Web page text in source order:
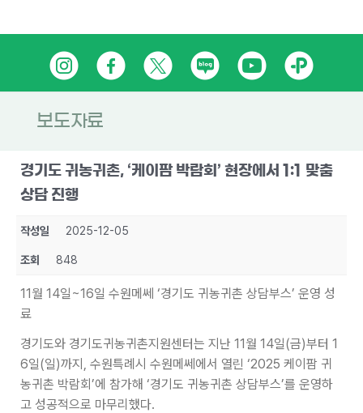
인
스
타
그
램
페
이
스
북
트
위
네
이
블
유
튜
카
카
톡
친
보도자료
경기도 귀농귀촌, ‘케이팜 박람회’ 현장에서 1:1 맞춤
상담 진행
작성일 2025-12-05
조회 848
11월 14일~16일 수원메쎄 ‘경기도 귀농귀촌 상담부스’ 운영 성
료
경기도와 경기도귀농귀촌지원센터는 지난 11월 14일(금)부터 1
6일(일)까지, 수원특례시 수원메쎄에서 열린 ‘2025 케이팜 귀
농귀촌 박람회’에 참가해 ‘경기도 귀농귀촌 상담부스’를 운영하
고 성공적으로 마무리했다.